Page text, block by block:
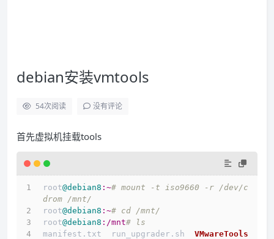
debian安装vmtools
54次阅读 没有评论
首先虚拟机挂载tools
root@debian8 :~# mount -t iso9660 -r /dev/c
drom /mnt/
root@debian8 :~# cd /mnt/
root@debian8 :/mnt# ls
manifest.txt  run_upgrader.sh VMwareTools